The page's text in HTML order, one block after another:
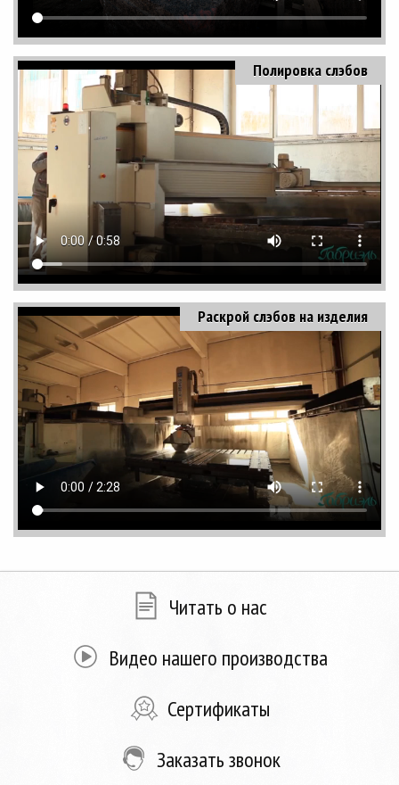
Полировка слэбов
Раскрой слэбов на изделия
Читать о нас
Видео нашего производства
Сертификаты
Заказать звонок